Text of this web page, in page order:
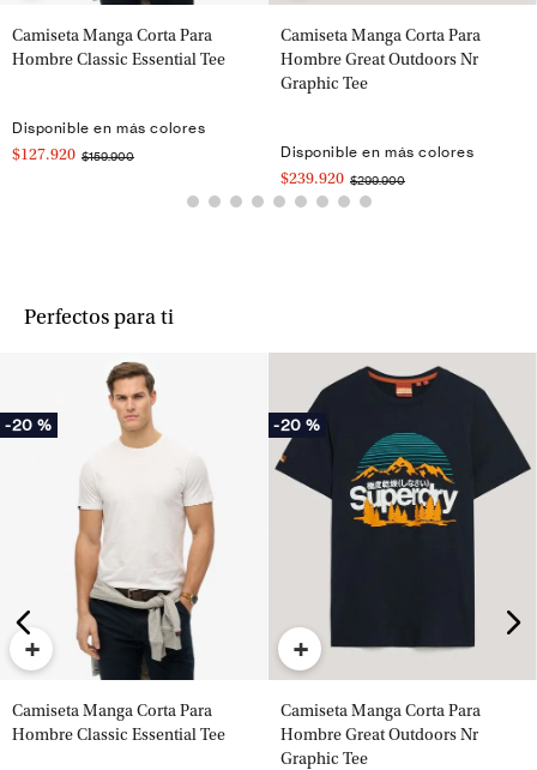
Camiseta Manga Corta Para
Hombre Classic Essential Tee
Disponible en más colores
$127.920 $159.900
Camiseta Manga Corta Para
Hombre Great Outdoors Nr
Graphic Tee
Disponible en más colores
$239.920 $299.900
Perfectos para ti
-20 %
+
Camiseta Manga Corta Para
Hombre Classic Essential Tee
-20 %
+
Camiseta Manga Corta Para
Hombre Great Outdoors Nr
Graphic Tee